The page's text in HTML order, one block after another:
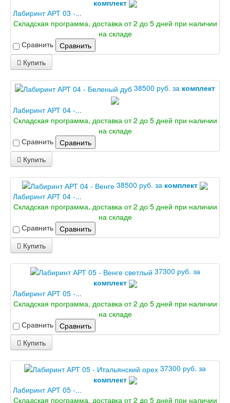
комплект
Лабиринт АРТ 03 -...
Складская программа, доставка от 2 до 5 дней при наличии
на складе
Сравнить Сравнить
Купить
38500 руб. за комплект
Лабиринт АРТ 04 -...
Складская программа, доставка от 2 до 5 дней при наличии
на складе
Сравнить Сравнить
Купить
38500 руб. за комплект
Лабиринт АРТ 04 -...
Складская программа, доставка от 2 до 5 дней при наличии
на складе
Сравнить Сравнить
Купить
37300 руб. за
комплект
Лабиринт АРТ 05 -...
Складская программа, доставка от 2 до 5 дней при наличии
на складе
Сравнить Сравнить
Купить
37300 руб. за
комплект
Лабиринт АРТ 05 -...
Складская программа, доставка от 2 до 5 дней при наличии